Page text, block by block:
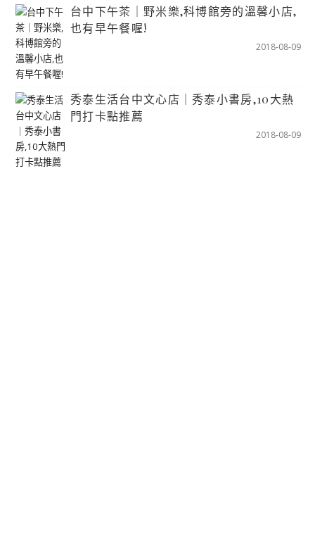
台中下午茶｜野米樂,科博館旁的溫馨小店,
也有早午餐喔!
2018-08-09
秀泰生活台中文心店｜秀泰小書房,10大熱
門打卡點推薦
2018-08-09